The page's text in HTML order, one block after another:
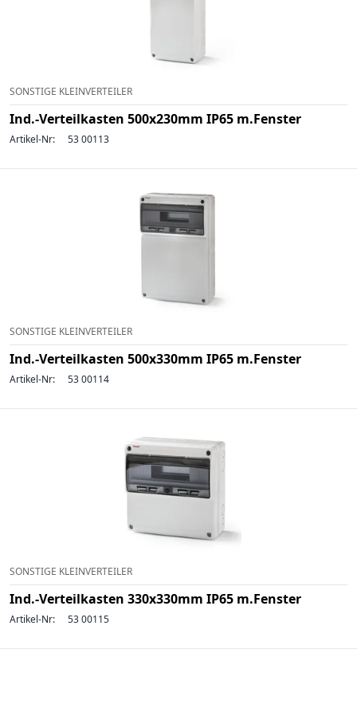
SONSTIGE KLEINVERTEILER
Ind.-Verteilkasten 500x230mm IP65 m.Fenster
Artikel-Nr: 53 00113
SONSTIGE KLEINVERTEILER
Ind.-Verteilkasten 500x330mm IP65 m.Fenster
Artikel-Nr: 53 00114
SONSTIGE KLEINVERTEILER
Ind.-Verteilkasten 330x330mm IP65 m.Fenster
Artikel-Nr: 53 00115